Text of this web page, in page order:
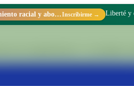
Racismo estructural, perfilamiento racial y abolicionismo carcelario.Inscribirme → No vine a
la Unidad Penal N.° 15 de Batán.